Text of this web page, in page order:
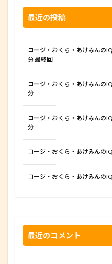
最近の投稿
コージ・おくら・あけみんの
分 最終回
コージ・おくら・あけみんの
分
コージ・おくら・あけみんの
分
コージ・おくら・あけみんの
コージ・おくら・あけみんの
最近のコメント